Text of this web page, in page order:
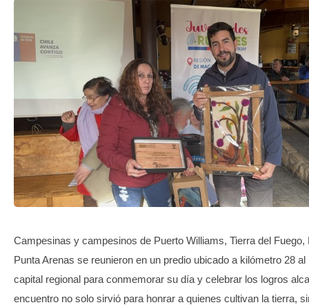
GALERIA DE FOTOS
APP MÓVIL
TRANSPARENCIA
Campesinas y campesinos de Puerto Williams, Tierra del Fuego,
Punta Arenas se reunieron en un predio ubicado a kilómetro 28 al
capital regional para conmemorar su día y celebrar los logros
encuentro no solo sirvió para honrar a quienes cultivan la tierra,